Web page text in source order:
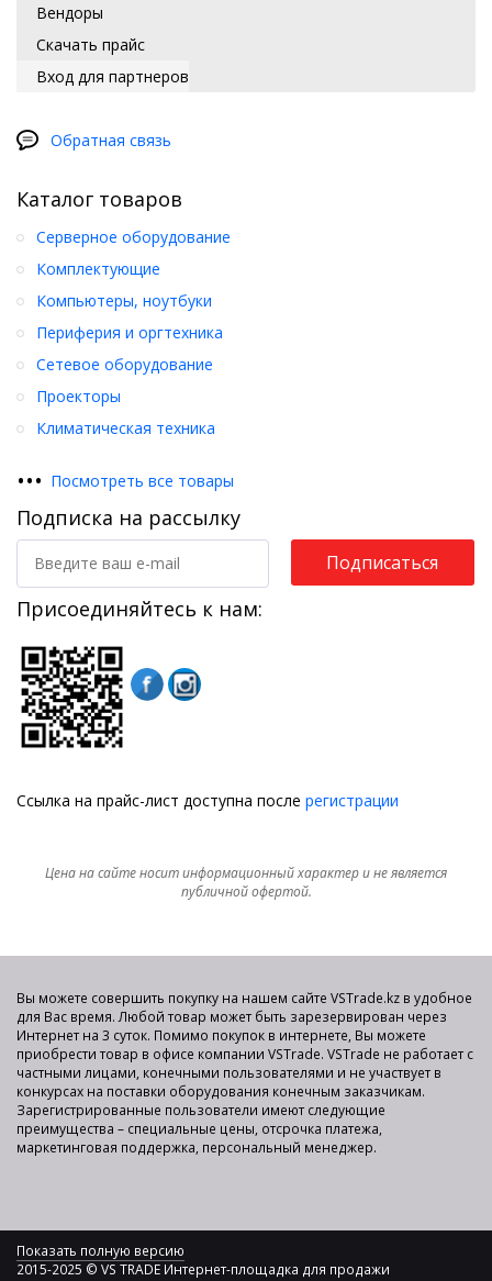
Вендоры
Скачать прайс
Вход для партнеров
Обратная связь
Каталог товаров
Серверное оборудование
Комплектующие
Компьютеры, ноутбуки
Периферия и оргтехника
Сетевое оборудование
Проекторы
Климатическая техника
••• Посмотреть все товары
Подписка на рассылку
Подписаться
Присоединяйтесь к нам:
Ссылка на прайс-лист доступна после регистрации
Цена на сайте носит информационный характер и не является
публичной офертой.
Вы можете совершить покупку на нашем сайте VSTrade.kz в удобное
для Вас время. Любой товар может быть зарезервирован через
Интернет на 3 суток. Помимо покупок в интернете, Вы можете
приобрести товар в офисе компании VSTrade. VSTrade не работает с
частными лицами, конечными пользователями и не участвует в
конкурсах на поставки оборудования конечным заказчикам.
Зарегистрированные пользователи имеют следующие
преимущества – специальные цены, отсрочка платежа,
маркетинговая поддержка, персональный менеджер.
Показать полную версию
2015-2025 © VS TRADE Интернет-площадка для продажи